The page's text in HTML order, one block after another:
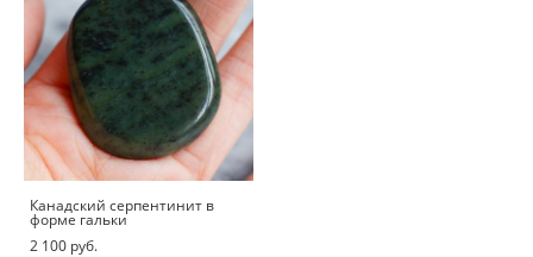
Канадский серпентинит в
форме гальки
2 100 pуб.